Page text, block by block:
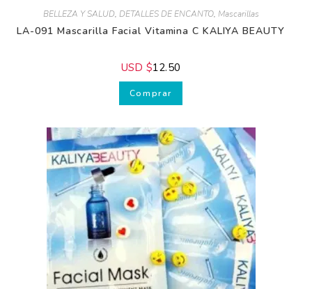
BELLEZA Y SALUD, DETALLES DE ENCANTO, Mascarillas
LA-091 Mascarilla Facial Vitamina C KALIYA BEAUTY
USD $12.50
Comprar
Recibe GRATIS
nuestros